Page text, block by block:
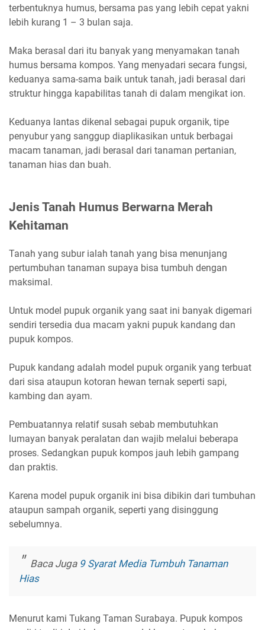
terbentuknya humus, bersama pas yang lebih cepat yakni
lebih kurang 1 – 3 bulan saja.
Maka berasal dari itu banyak yang menyamakan tanah
humus bersama kompos. Yang menyadari secara fungsi,
keduanya sama-sama baik untuk tanah, jadi berasal dari
struktur hingga kapabilitas tanah di dalam mengikat ion.
Keduanya lantas dikenal sebagai pupuk organik, tipe
penyubur yang sanggup diaplikasikan untuk berbagai
macam tanaman, jadi berasal dari tanaman pertanian,
tanaman hias dan buah.
Jenis Tanah Humus Berwarna Merah
Kehitaman
Tanah yang subur ialah tanah yang bisa menunjang
pertumbuhan tanaman supaya bisa tumbuh dengan
maksimal.
Untuk model pupuk organik yang saat ini banyak digemari
sendiri tersedia dua macam yakni pupuk kandang dan
pupuk kompos.
Pupuk kandang adalah model pupuk organik yang terbuat
dari sisa ataupun kotoran hewan ternak seperti sapi,
kambing dan ayam.
Pembuatannya relatif susah sebab membutuhkan
lumayan banyak peralatan dan wajib melalui beberapa
proses. Sedangkan pupuk kompos jauh lebih gampang
dan praktis.
Karena model pupuk organik ini bisa dibikin dari tumbuhan
ataupun sampah organik, seperti yang disinggung
sebelumnya.
Baca Juga 9 Syarat Media Tumbuh Tanaman
Hias
Menurut kami Tukang Taman Surabaya. Pupuk kompos